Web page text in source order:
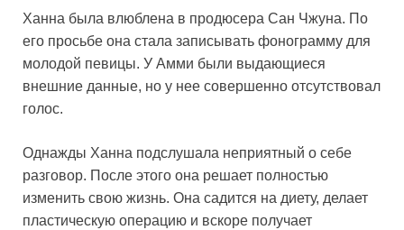
Ханна была влюблена в продюсера Сан Чжуна. По
его просьбе она стала записывать фонограмму для
молодой певицы. У Амми были выдающиеся
внешние данные, но у нее совершенно отсутствовал
голос.
Однажды Ханна подслушала неприятный о себе
разговор. После этого она решает полностью
изменить свою жизнь. Она садится на диету, делает
пластическую операцию и вскоре получает